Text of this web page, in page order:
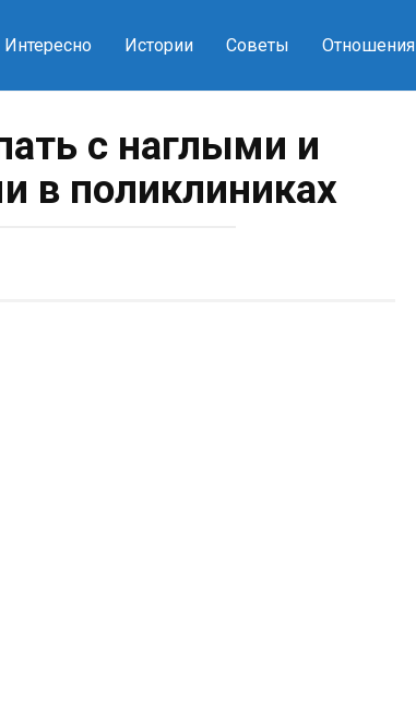
Интересно Истории Советы Отношения
с наглыми и
в поликлиниках